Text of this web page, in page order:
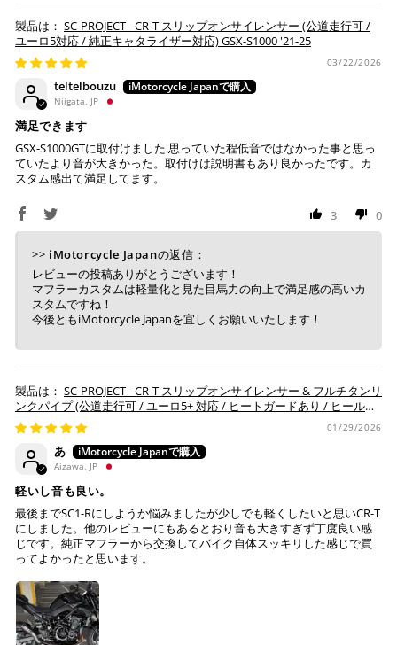
銀行振込
ご注文時に情報をお知らせ致しますので、指定の口座に
お振り込みください。
※ お支払期限はご注文日より7日以内とさせて頂いてお
り、万が一過ぎてしまった場合はご注文をキャンセルさ
せて頂きます。
※ 振込手数料はご負担ください。
SC-PROJECT - CR-T スリップオンサイレンサー (公道走行可 /
ユーロ5対応 / 純正キャタライザー対応) GSX-S1000 '21-25
03/22/2026
teltelbouzu
Niigata, JP
満足できます
GSX-S1000GTに取付けました.思っていた程低音ではなかった事と思っ
ていたより音が大きかった。取付けは説明書もあり良かったです。カ
スタム感出て満足してます。
3 0
>> iMotorcycle Japanの返信：
レビューの投稿ありがとうございます！
マフラーカスタムは軽量化と見た目馬力の向上で満足感の高いカ
スタムですね！
今後ともiMotorcycle Japanを宜しくお願いいたします！
SC-PROJECT - CR-T スリップオンサイレンサー & フルチタンリ
ンクパイプ (公道走行可 / ユーロ5+ 対応 / ヒートガードあり / ヒールガ
ードなし) Z900 '25-26
01/29/2026
あ
Aizawa, JP
軽いし音も良い。
最後までSC1-Rにしようか悩みましたが少しでも軽くしたいと思いCR-T
にしました。他のレビューにもあるとおり音も大きすぎず丁度良い感
じです。純正マフラーから交換してバイク自体スッキリした感じで買
ってよかったと思います。